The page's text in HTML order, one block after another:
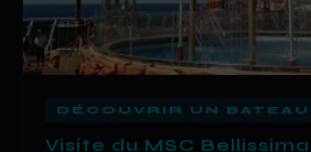
DÉCOUVRIR UN BATEAU
Visite du MSC Bellissima